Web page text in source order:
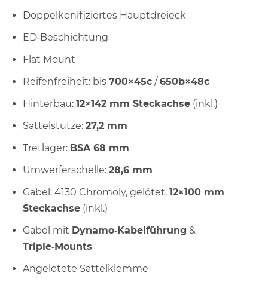
Doppelkonifiziertes Hauptdreieck
ED‑Beschichtung
Flat Mount
Reifenfreiheit: bis700×45c /650b×48c
Hinterbau:12×142 mm Steckachse (inkl.)
Sattelstütze:27,2 mm
Tretlager: BSA 68 mm
Umwerferschelle:28,6 mm
Gabel: 4130 Chromoly, gelötet,12×100 mm
Steckachse (inkl.)
Gabel mit Dynamo‑Kabelführung &
Triple‑Mounts
Angelötete Sattelklemme